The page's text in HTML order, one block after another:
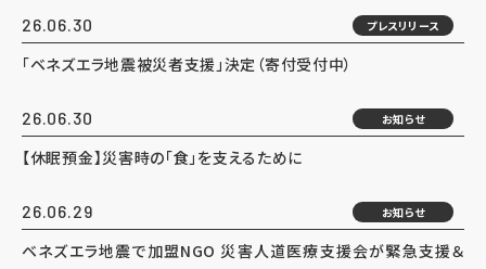
26.06.30 プレスリリース
「ベネズエラ地震被災者支援」決定（寄付受付中）
26.06.30 お知らせ
【休眠預金】災害時の「食」を支えるために
26.06.29 お知らせ
ベネズエラ地震で加盟NGO 災害人道医療支援会が緊急支援＆